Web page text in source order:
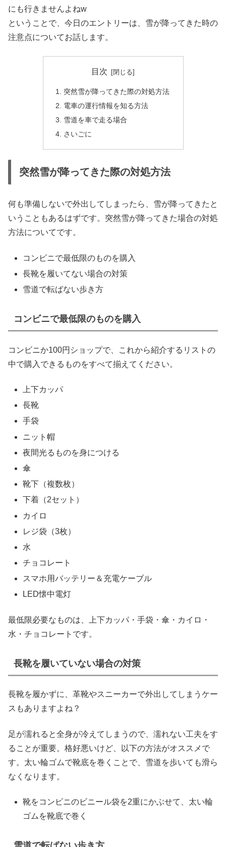
にも行きませんよねw
ということで、今日のエントリーは、雪が降ってきた時の
注意点についてお話します。
目次
突然雪が降ってきた際の対処方法
電車の運行情報を知る方法
雪道を車で走る場合
さいごに
突然雪が降ってきた際の対処方法
何も準備しないで外出してしまったら、雪が降ってきたと
いうこともあるはずです。突然雪が降ってきた場合の対処
方法についてです。
コンビニで最低限のものを購入
長靴を履いてない場合の対策
雪道で転ばない歩き方
コンビニで最低限のものを購入
コンビニか100円ショップで、これから紹介するリストの
中で購入できるものをすべて揃えてください。
上下カッパ
長靴
手袋
ニット帽
夜間光るものを身につける
傘
靴下（複数枚）
下着（2セット）
カイロ
レジ袋（3枚）
水
チョコレート
スマホ用バッテリー＆充電ケーブル
LED懐中電灯
最低限必要なものは、上下カッパ・手袋・傘・カイロ・
水・チョコレートです。
長靴を履いていない場合の対策
長靴を履かずに、革靴やスニーカーで外出してしまうケー
スもありますよね？
足が濡れると全身が冷えてしまうので、濡れない工夫をす
ることが重要。格好悪いけど、以下の方法がオススメで
す。太い輪ゴムで靴底を巻くことで、雪道を歩いても滑ら
なくなります。
靴をコンビニのビニール袋を2重にかぶせて、太い輪
ゴムを靴底で巻く